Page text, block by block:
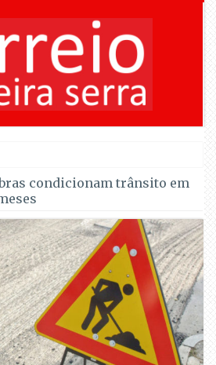
Algodres dominad
condicionam trânsito em